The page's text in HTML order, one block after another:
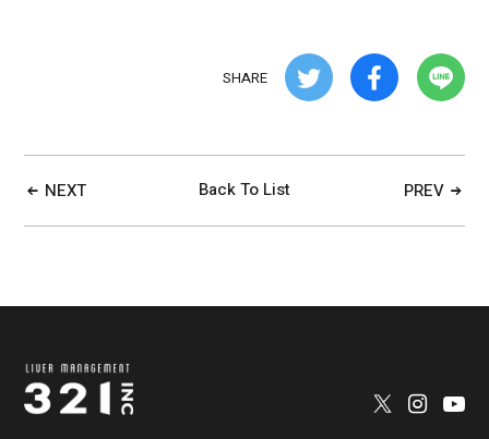
SHARE
NEXT Back To List PREV